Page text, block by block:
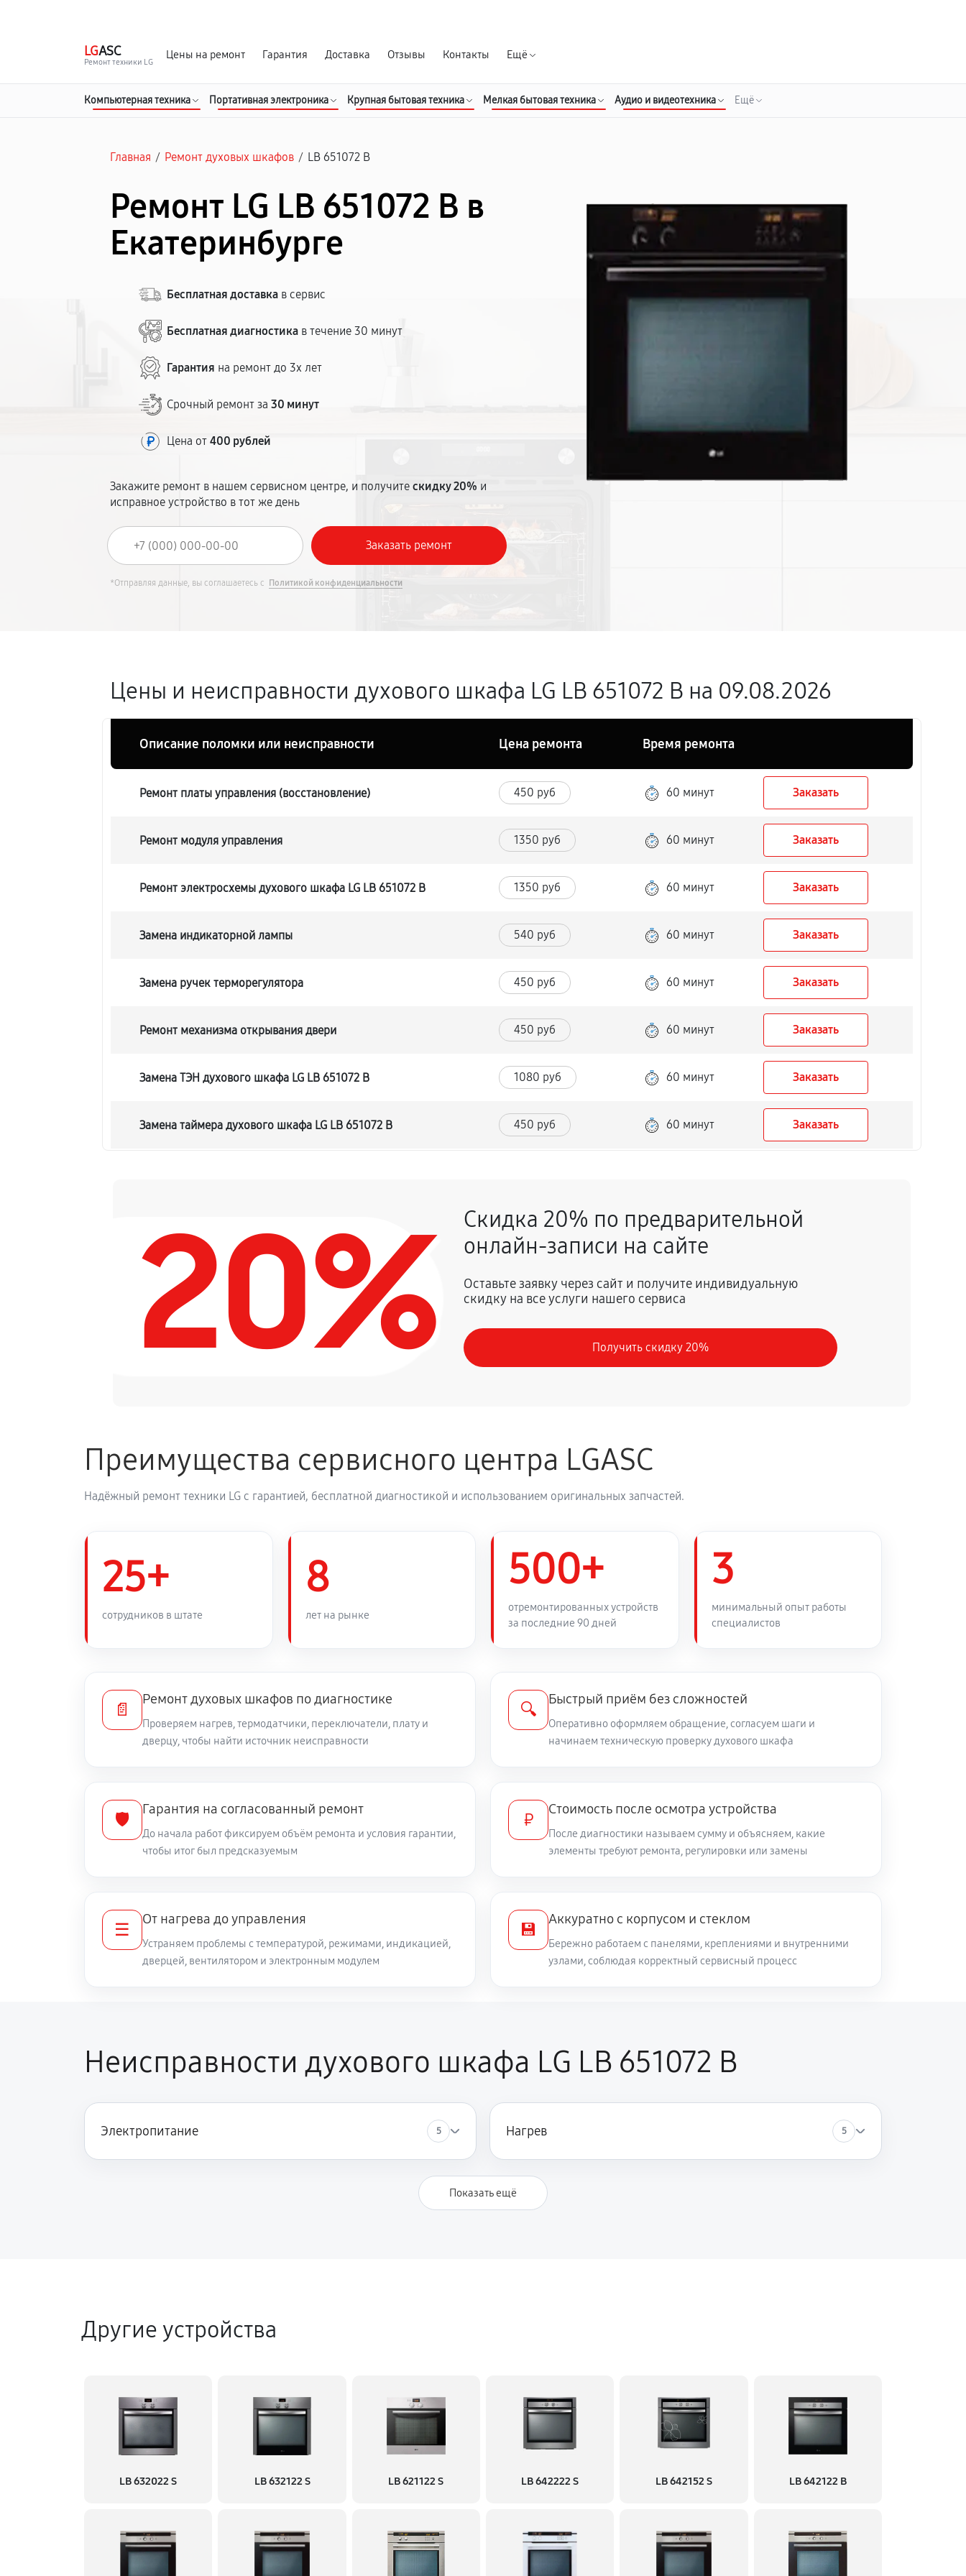
LGASC
Ремонт техники LG
Цены на ремонт Гарантия Доставка Отзывы Контакты Ещё
Компьютерная техника Портативная электроника Крупная бытовая техника Мелкая бытовая техника Аудио и видеотехника Ещё
Главная / Ремонт духовых шкафов / LB 651072 B
Ремонт LG LB 651072 B в
Екатеринбурге
Бесплатная доставка в сервис
Бесплатная диагностика в течение 30 минут
Гарантия на ремонт до 3х лет
Срочный ремонт за30 минут
Цена от400 рублей
Закажите ремонт в нашем сервисном центре, и получитескидку 20% и
исправное устройство в тот же день
*Отправляя данные, вы соглашаетесь с Политикой конфиденциальности
Цены и неисправности духового шкафа LG LB 651072 B на 09.08.2026
Описание поломки или неисправности Цена ремонта Время ремонта
Ремонт платы управления (восстановление) 450 руб 60 минут Заказать
Ремонт модуля управления 1350 руб 60 минут Заказать
Ремонт электросхемы духового шкафа LG LB 651072 B 1350 руб 60 минут Заказать
Замена индикаторной лампы 540 руб 60 минут Заказать
Замена ручек терморегулятора 450 руб 60 минут Заказать
Ремонт механизма открывания двери 450 руб 60 минут Заказать
Замена ТЭН духового шкафа LG LB 651072 B 1080 руб 60 минут Заказать
Замена таймера духового шкафа LG LB 651072 B 450 руб 60 минут Заказать
450 руб 60 минут Заказать
Замена термодатчика духового шкафа LG LB 651072 B
Замена панели управления
20%
Скидка 20% по предварительной
онлайн-записи на сайте
Оставьте заявку через сайт и получите индивидуальную
скидку на все услуги нашего сервиса
Получить скидку 20%
Преимущества сервисного центра LGASC
Надёжный ремонт техники LG с гарантией, бесплатной диагностикой и использованием оригинальных запчастей.
25+
сотрудников в штате
8
лет на рынке
500+
отремонтированных устройств
за последние 90 дней
3
минимальный опыт работы
специалистов
📄
Ремонт духовых шкафов по диагностике
Проверяем нагрев, термодатчики, переключатели, плату и
дверцу, чтобы найти источник неисправности
🔍
Быстрый приём без сложностей
Оперативно оформляем обращение, согласуем шаги и
начинаем техническую проверку духового шкафа
🛡️
Гарантия на согласованный ремонт
До начала работ фиксируем объём ремонта и условия гарантии,
чтобы итог был предсказуемым
₽
Стоимость после осмотра устройства
После диагностики называем сумму и объясняем, какие
элементы требуют ремонта, регулировки или замены
☰
От нагрева до управления
Устраняем проблемы с температурой, режимами, индикацией,
дверцей, вентилятором и электронным модулем
💾
Аккуратно с корпусом и стеклом
Бережно работаем с панелями, креплениями и внутренними
узлами, соблюдая корректный сервисный процесс
Неисправности духового шкафа LG LB 651072 B
Электропитание 5 Нагрев 5
Показать ещё
Другие устройства
LB 632022 S LB 632122 S LB 621122 S LB 642222 S LB 642152 S LB 642122 B